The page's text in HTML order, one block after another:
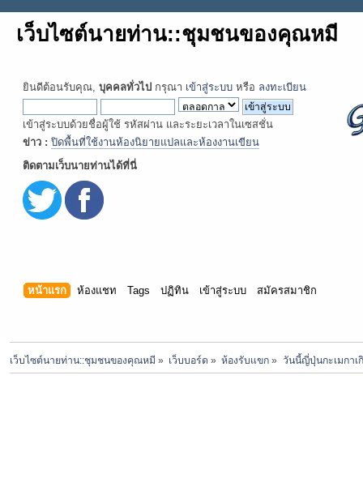
เว็บไซต์นายท่าน::ชุมชนของคุณหมี
ยินดีต้อนรับคุณ, บุคคลทั่วไป กรุณา เข้าสู่ระบบ หรือ ลงทะเบียน
เข้าสู่ระบบด้วยชื่อผู้ใช้ รหัสผ่าน และระยะเวลาในเซสชั่น
ข่าว : ปิดพื้นที่ใช้งานห้องนิยายแปลและห้องงานเขียน
ติดตามเว็บนายท่านได้ที่นี่
หน้าแรก ห้องแชท Tags ปฏิทิน เข้าสู่ระบบ สมัครสมาชิก
เว็บไซต์นายท่าน::ชุมชนของคุณหมี » เว็บบอร์ด » ห้องรับแขก » วันนี้ญี่ปุ่นกะเมกาเ